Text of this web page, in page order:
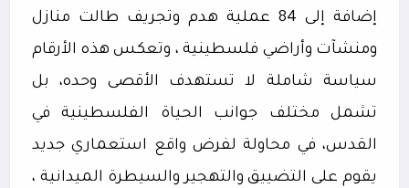
إضافة إلى 84 عملية هدم وتجريف طالت منازل
ومنشآت وأراضي فلسطينية ، وتعكس هذه الأرقام
سياسة شاملة لا تستهدف الأقصى وحده، بل
تشمل مختلف جوانب الحياة الفلسطينية في
القدس، في محاولة لفرض واقع استعماري جديد
يقوم على التضييق والتهجير والسيطرة الميدانية ،